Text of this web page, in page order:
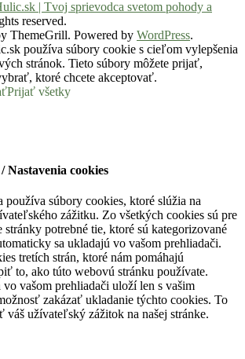
| Tvoj sprievodca svetom pohody a
reserved.
ThemeGrill. Powered by WordPress.
používa súbory cookie s cieľom vylepšenia
stránok. Tieto súbory môžete prijať,
ktoré chcete akceptovať.
Prijať všetky
cookies
používa súbory cookies, ktoré slúžia na
zážitku. Zo všetkých cookies sú pre
stránky potrebné tie, ktoré sú kategorizované
sa ukladajú vo vašom prehliadači.
tretích strán, ktoré nám pomáhajú
to, ako túto webovú stránku používate.
vo vašom prehliadači uloží len s vašim
zakázať ukladanie týchto cookies. To
užívateľský zážitok na našej stránke.